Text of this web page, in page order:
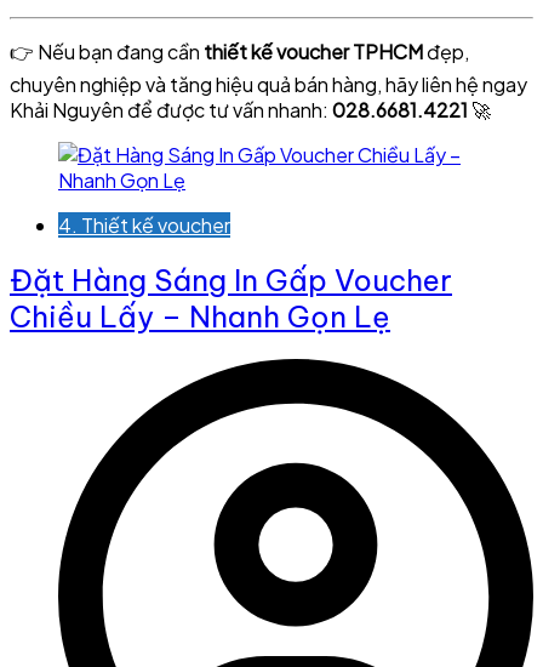
👉 Nếu bạn đang cần thiết kế voucher TPHCMđẹp,
chuyên nghiệp và tăng hiệu quả bán hàng, hãy liên hệ ngay
Khải Nguyên để được tư vấn nhanh: 028.6681.4221 🚀
4. Thiết kế voucher
Đặt Hàng Sáng In Gấp Voucher
Chiều Lấy – Nhanh Gọn Lẹ